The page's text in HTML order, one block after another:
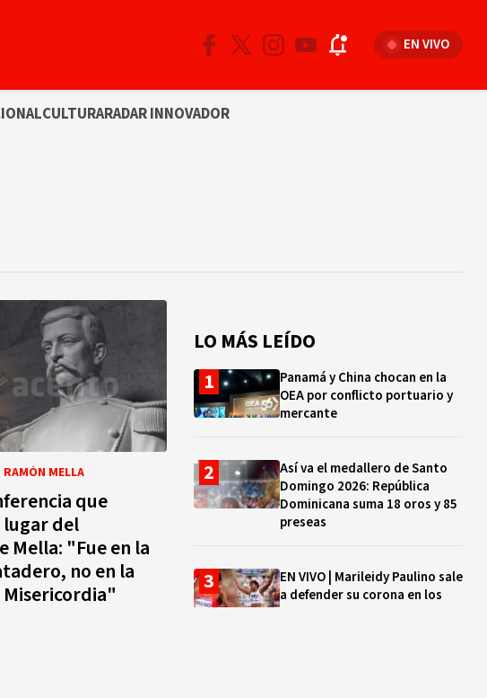
EN VIVO
CULTURARADAR INNOVADOR
MELLA
que
del
Mella: "Fue en la
no en la
LO MÁS LEÍDO
Panamá y China chocan en la
OEA por conflicto portuario y
mercante
Así va el medallero de Santo
Domingo 2026: República
Dominicana suma 18 oros y 85
preseas
EN VIVO | Marileidy Paulino sale
a defender su corona en los